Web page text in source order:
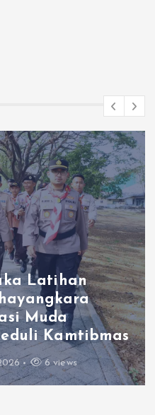
Latihan
Muda
Kamtibmas
6 views